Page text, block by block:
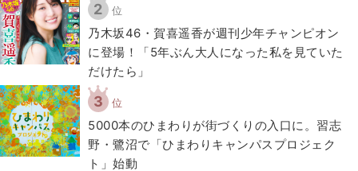
2 位
乃木坂46・賀喜遥香が週刊少年チャンピオン
に登場！「5年ぶん大人になった私を見ていた
だけたら」
3 位
5000本のひまわりが街づくりの入口に。習志
野・鷺沼で「ひまわりキャンパスプロジェク
ト」始動